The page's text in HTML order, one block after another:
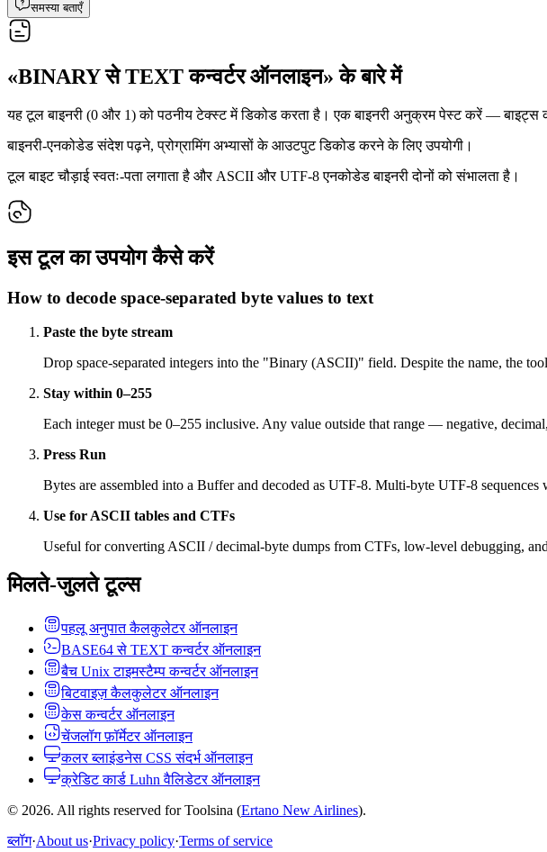
समस्या बताएँ
«BINARY से TEXT कन्वर्टर ऑनलाइन» के बारे में
यह टूल बाइनरी (0 और 1) को पठनीय टेक्स्ट में डिकोड करता है। एक बाइनरी अनुक्रम पेस्ट करें —
बाइनरी-एनकोडेड संदेश पढ़ने, प्रोग्रामिंग अभ्यासों के आउटपुट डिकोड करने के लिए उपयोगी।
टूल बाइट चौड़ाई स्वतः-पता लगाता है और ASCII और UTF-8 एनकोडेड बाइनरी दोनों को संभालता है।
इस टूल का उपयोग कैसे करें
How to decode space-separated byte values to text
Paste the byte stream
Drop space-separated integers into the "Binary (ASCII)" field. Despite the name, the
Stay within 0–255
Each integer must be 0–255 inclusive. Any value outside that range — negative,
Press Run
Bytes are assembled into a Buffer and decoded as UTF-8. Multi-byte UTF-8
Use for ASCII tables and CTFs
Useful for converting ASCII / decimal-byte dumps from CTFs, low-level debugging,
मिलते-जुलते टूल्स
पहलू अनुपात कैलकुलेटर ऑनलाइन
BASE64 से TEXT कन्वर्टर ऑनलाइन
बैच Unix टाइमस्टैम्प कन्वर्टर ऑनलाइन
बिटवाइज़ कैलकुलेटर ऑनलाइन
केस कन्वर्टर ऑनलाइन
चेंजलॉग फ़ॉर्मेटर ऑनलाइन
कलर ब्लाइंडनेस CSS संदर्भ ऑनलाइन
क्रेडिट कार्ड Luhn वैलिडेटर ऑनलाइन
© 2026. All rights reserved for Toolsina (Ertano New Airlines).
ब्लॉग·About us·Privacy policy·Terms of service